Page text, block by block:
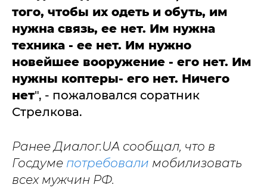
того, чтобы их одеть и обуть, им
нужна связь, ее нет. Им нужна
техника - ее нет. Им нужно
новейшее вооружение - его нет. Им
нужны коптеры- его нет. Ничего
нет", - пожаловался соратник
Стрелкова.
Ранее Диалог.UA сообщал, что в
Госдуме потребовали мобилизовать
всех мужчин РФ.